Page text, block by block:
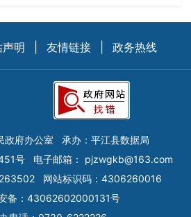
声明 友情链接 政务热线
政府办公室
承办：平江县数据局
号 电子邮箱： pjzwgkb@163.com
网站标识码：4306260016
备：43062602000131号